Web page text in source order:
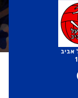
אביב